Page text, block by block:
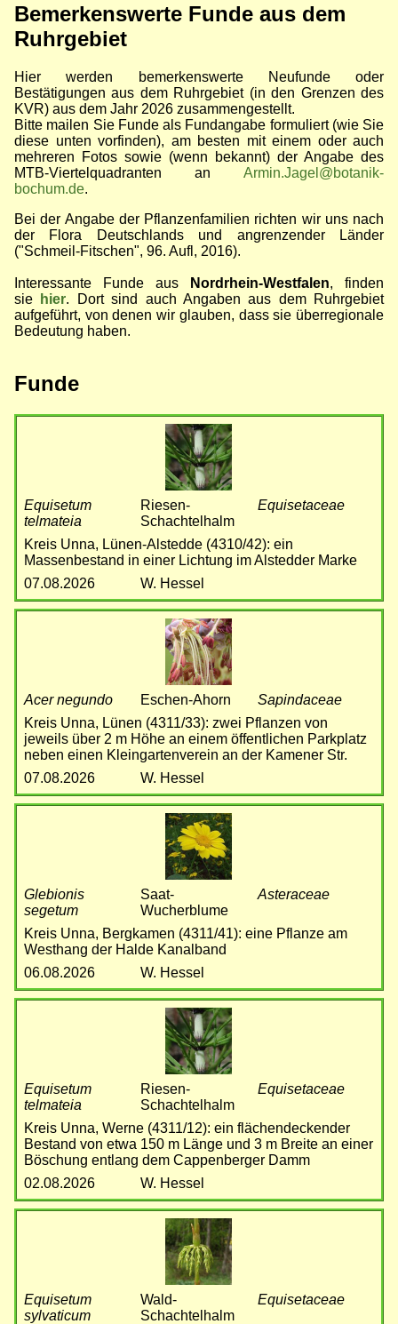
Bemerkenswerte Funde aus dem
Ruhrgebiet
Hier werden bemerkenswerte Neufunde oder
Bestätigungen aus dem Ruhrgebiet (in den Grenzen des
KVR) aus dem Jahr 2026 zusammengestellt.
Bitte mailen Sie Funde als Fundangabe formuliert (wie Sie
diese unten vorfinden), am besten mit einem oder auch
mehreren Fotos sowie (wenn bekannt) der Angabe des
MTB-Viertelquadranten an Armin.Jagel@botanik-
bochum.de.
Bei der Angabe der Pflanzenfamilien richten wir uns nach
der Flora Deutschlands und angrenzender Länder
("Schmeil-Fitschen", 96. Aufl, 2016).
Interessante Funde aus Nordrhein-Westfalen, finden
sie
hier. Dort sind auch Angaben aus dem Ruhrgebiet
aufgeführt, von denen wir glauben, dass sie überregionale
Bedeutung haben.
Funde
Equisetum
telmateia
Riesen-
Schachtelhalm
Equisetaceae
Kreis Unna, Lünen-Alstedde (4310/42): ein
Massenbestand in einer Lichtung im Alstedder Marke
07.08.2026
W. Hessel
Acer negundo Eschen-Ahorn
Sapindaceae
Kreis Unna, Lünen (4311/33): zwei Pflanzen von
jeweils über 2 m Höhe an einem öffentlichen Parkplatz
neben einen Kleingartenverein an der Kamener Str.
07.08.2026
W. Hessel
Glebionis
segetum
Saat-
Wucherblume
Asteraceae
Kreis Unna, Bergkamen (4311/41): eine Pflanze am
Westhang der Halde Kanalband
06.08.2026
W. Hessel
Equisetum
telmateia
Riesen-
Schachtelhalm
Equisetaceae
Kreis Unna, Werne (4311/12): ein flächendeckender
Bestand von etwa 150 m Länge und 3 m Breite an einer
Böschung entlang dem Cappenberger Damm
02.08.2026
W. Hessel
Equisetum
sylvaticum
Wald-
Schachtelhalm
Equisetaceae